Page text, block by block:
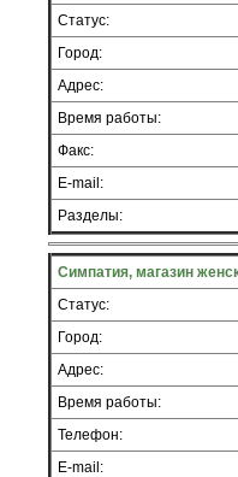
Статус:
Город:
Адрес:
Время работы:
Факс:
E-mail:
Разделы:
Симпатия, магазин
Статус:
Город:
Адрес:
Время работы:
Телефон:
E-mail: